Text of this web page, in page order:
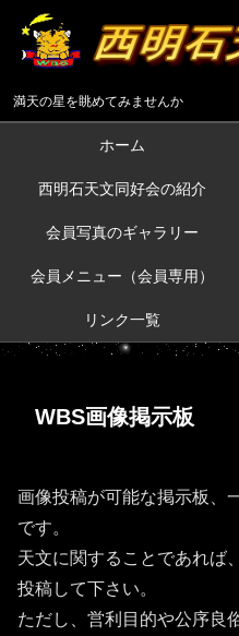
満天の星を眺めてみませんか
ホーム
西明石天文同好会の紹介
会員写真のギャラリー
会員メニュー（会員専用）
リンク一覧
WBS画像掲示板
画像投稿が可能な掲示板、
です。
天文に関することであれば
投稿して下さい。
ただし、営利目的や公序良